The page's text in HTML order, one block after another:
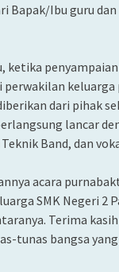
Bapak/Ibu guru
ketika
perwakilan
dari pihak
lancar
Band, dan
acara
SMK Negeri
Terima
tunas bangsa